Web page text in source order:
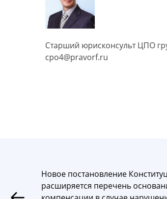
Cтарший юрисконсульт ЦПО
cpo4@pravorf.ru
Новое постановление
расширяется перечень